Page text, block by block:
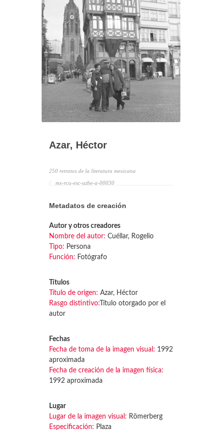
Azar, Héctor
250 retratos de la literatura mexicana
mx-rcu-esc-azhe-a-00030
Metadatos de creación
Autor y otros creadores
Nombre del autor: Cuéllar, Rogelio
Tipo: Persona
Función: Fotógrafo
Títulos
Título de origen: Azar, Héctor
Rasgo distintivo: Título otorgado por el
autor
Fechas
Fecha de toma de la imagen visual: 1992
aproximada
Fecha de creación de la imagen física:
1992 aproximada
Lugar
Lugar de la imagen visual: Römerberg
Especificación: Plaza